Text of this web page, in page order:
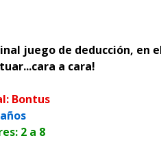
juego de deducción, en
a cara!
Bontus
2 a 8